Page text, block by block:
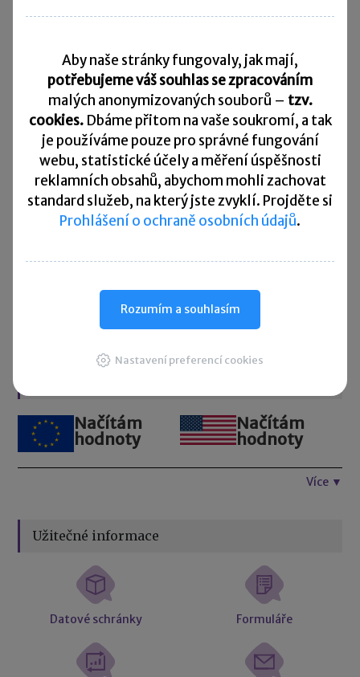
10. 8. 2026
Splatnost daně za červen 2026
20. 8. 2026
Měsíční odvod úhrnu sražených záloh na daň z příjmů
fyzických osob ze závislé činnosti za červenec 2026
20. 8. 2026
Splatnost paušální zálohy
24. 8. 2026
Daňové přiznání a splatnost daně za červenec 2026
Přehled všech termínů ►
Načítám
hodnoty
Načítám
hodnoty
Více ▼
Užitečné informace
Datové schránky Formuláře
Aby naše stránky fungovaly, jak mají,
potřebujeme váš souhlas se zpracováním
malých anonymizovaných souborů – tzv.
cookies. Dbáme přitom na vaše soukromí, a tak
je používáme pouze pro správné fungování
webu, statistické účely a měření úspěšnosti
reklamních obsahů, abychom mohli zachovat
standard služeb, na který jste zvyklí. Projděte si
Prohlášení o ochraně osobních údajů.
Rozumím a souhlasím
Nastavení preferencí cookies